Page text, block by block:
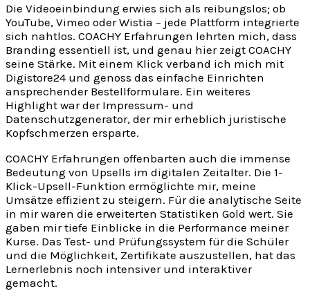
Die Videoeinbindung erwies sich als reibungslos; ob
YouTube, Vimeo oder Wistia – jede Plattform integrierte
sich nahtlos. COACHY Erfahrungen lehrten mich, dass
Branding essentiell ist, und genau hier zeigt COACHY
seine Stärke. Mit einem Klick verband ich mich mit
Digistore24 und genoss das einfache Einrichten
ansprechender Bestellformulare. Ein weiteres
Highlight war der Impressum- und
Datenschutzgenerator, der mir erheblich juristische
Kopfschmerzen ersparte.
COACHY Erfahrungen offenbarten auch die immense
Bedeutung von Upsells im digitalen Zeitalter. Die 1-
Klick-Upsell-Funktion ermöglichte mir, meine
Umsätze effizient zu steigern. Für die analytische Seite
in mir waren die erweiterten Statistiken Gold wert. Sie
gaben mir tiefe Einblicke in die Performance meiner
Kurse. Das Test- und Prüfungssystem für die Schüler
und die Möglichkeit, Zertifikate auszustellen, hat das
Lernerlebnis noch intensiver und interaktiver
gemacht.